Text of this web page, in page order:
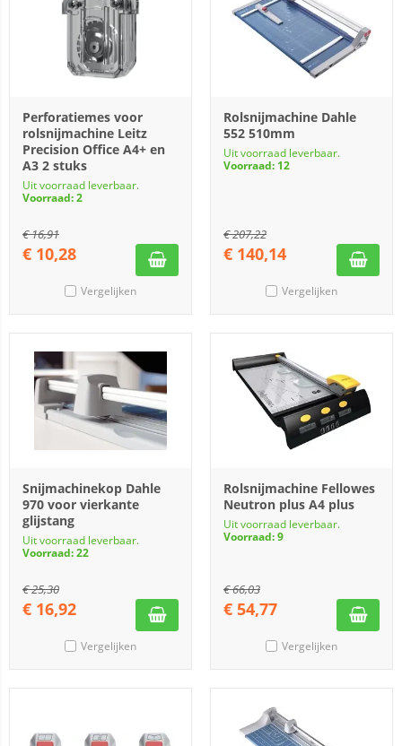
Perforatiemes voor
rolsnijmachine Leitz
Precision Office A4+ en
A3 2 stuks
Uit voorraad leverbaar.
Voorraad: 2
€16,91
€ 10,28
Vergelijken
Rolsnijmachine Dahle
552 510mm
Uit voorraad leverbaar.
Voorraad: 12
€207,22
€ 140,14
Vergelijken
Snijmachinekop Dahle
970 voor vierkante
glijstang
Uit voorraad leverbaar.
Voorraad: 22
€25,30
€ 16,92
Vergelijken
Rolsnijmachine Fellowes
Neutron plus A4 plus
Uit voorraad leverbaar.
Voorraad: 9
€66,03
€ 54,77
Vergelijken